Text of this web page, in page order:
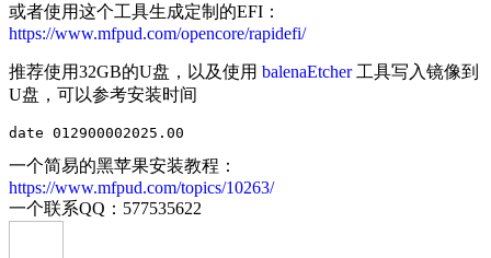
或者使用这个工具生成定制的EFI：
https://www.mfpud.com/opencore/rapidefi/
推荐使用32GB的U盘，以及使用 balenaEtcher工具写入镜像到
U盘，可以参考安装时间
date 012900002025.00
一个简易的黑苹果安装教程：
https://www.mfpud.com/topics/10263/
一个联系QQ：577535622